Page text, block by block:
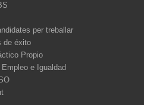
per treballar
de éxito
Propio
e Igualdad